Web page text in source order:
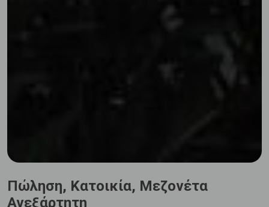
Πώληση, Κατοικία, Μεζονέτα
Ανεξάρτητη